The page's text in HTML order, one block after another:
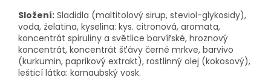
Složení: Sladidla (maltitolový sirup, steviol-glykosidy),
voda, želatina, kyselina: kys. citronová, aromata,
koncentrát spiruliny a světlice barvířské, hroznový
koncentrát, koncentrát šťávy černé mrkve, barvivo
(kurkumin, paprikový extrakt), rostlinný olej (kokosový),
lešticí látka: karnaubský vosk.